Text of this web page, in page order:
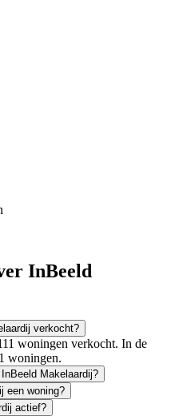
InBeeld
verkocht?
woningen verkocht. In de
woningen.
Makelaardij?
een woning?
actief?